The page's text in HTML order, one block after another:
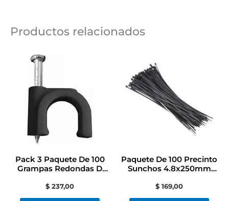
Productos relacionados
Pack 3 Paquete De 100
Grampas Redondas D
$ 237,00
Paquete De 100 Precinto
Sunchos 4.8x250mm
$ 169,00